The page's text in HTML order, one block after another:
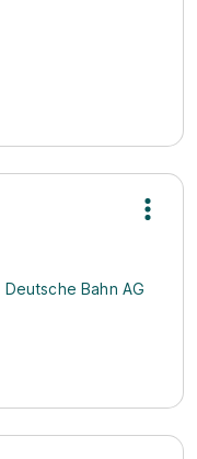
Deutsche Bahn AG